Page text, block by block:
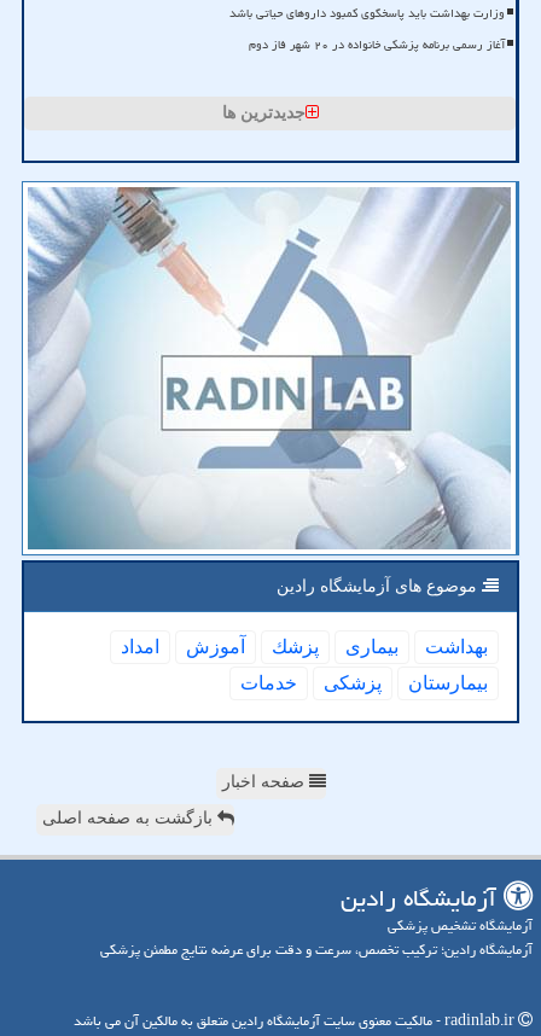
وزارت بهداشت باید پاسخگوی کمبود داروهای حیاتی باشد
آغاز رسمی برنامه پزشکی خانواده در ۲۰ شهر فاز دوم
جدیدترین ها
موضوع های آزمایشگاه رادین
بهداشت بیماری پزشك آموزش
امداد
بیمارستان
پزشكی خدمات
صفحه اخبار
بازگشت به صفحه اصلی
آزمایشگاه رادین
آزمایشگاه تشخیص پزشکی
آزمایشگاه رادین؛ ترکیب تخصص، سرعت و دقت برای عرضه نتایج مطمئن پزشکی